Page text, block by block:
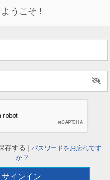
ようこそ !
存する |パスワードをお忘れです
か ?